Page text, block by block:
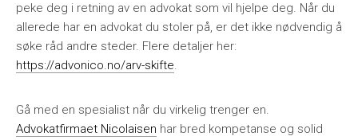
peke deg i retning av en advokat som vil hjelpe deg. Når du
allerede har en advokat du stoler på, er det ikke nødvendig å
søke råd andre steder. Flere detaljer her:
https://advonico.no/arv-skifte.
Gå med en spesialist når du virkelig trenger en.
Advokatfirmaet Nicolaisen har bred kompetanse og solid